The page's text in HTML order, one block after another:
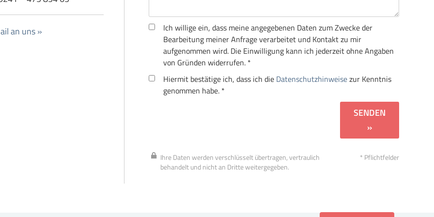
an uns »
Ich willige ein, dass meine angegebenen Daten zum Zwecke der
Bearbeitung meiner Anfrage verarbeitet und Kontakt zu mir
aufgenommen wird. Die Einwilligung kann ich jederzeit ohne Angaben
von Gründen widerrufen. *
Hiermit bestätige ich, dass ich die Datenschutzhinweisezur Kenntnis
genommen habe. *
SENDEN
»
Ihre Daten werden verschlüsselt übertragen, vertraulich
behandelt und nicht an Dritte weitergegeben.
* Pflichtfelder